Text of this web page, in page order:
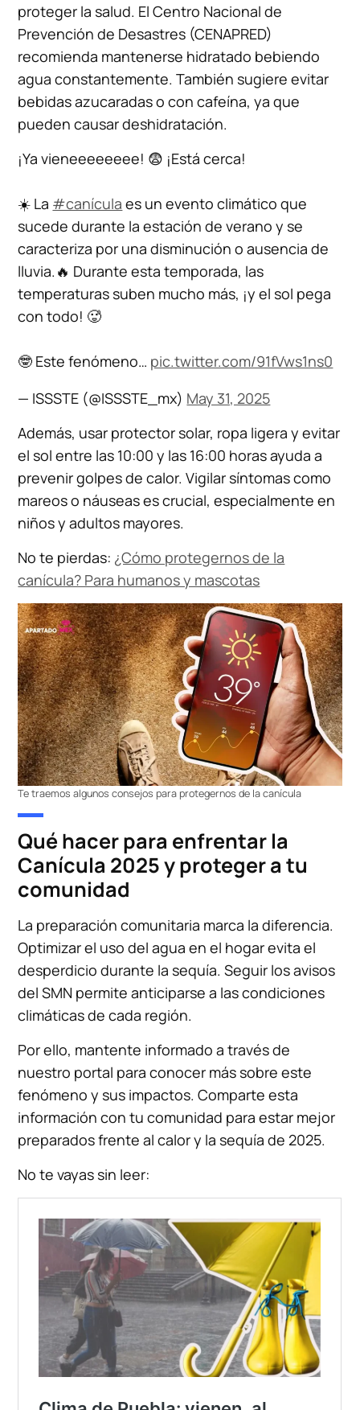
proteger la salud. El Centro Nacional de
Prevención de Desastres (CENAPRED)
recomienda mantenerse hidratado bebiendo
agua constantemente. También sugiere evitar
bebidas azucaradas o con cafeína, ya que
pueden causar deshidratación.
¡Ya vieneeeeeeee! 😨 ¡Está cerca!
☀️ La #canícula es un evento climático que
sucede durante la estación de verano y se
caracteriza por una disminución o ausencia de
lluvia.🔥 Durante esta temporada, las
temperaturas suben mucho más, ¡y el sol pega
con todo! 🥵
🤓 Este fenómeno… pic.twitter.com/91fVws1ns0
— ISSSTE (@ISSSTE_mx) May 31, 2025
Además, usar protector solar, ropa ligera y evitar
el sol entre las 10:00 y las 16:00 horas ayuda a
prevenir golpes de calor. Vigilar síntomas como
mareos o náuseas es crucial, especialmente en
niños y adultos mayores.
No te pierdas: ¿Cómo protegernos de la
canícula? Para humanos y mascotas
Te traemos algunos consejos para protegernos de la canícula
Qué hacer para enfrentar la
Canícula 2025 y proteger a tu
comunidad
La preparación comunitaria marca la diferencia.
Optimizar el uso del agua en el hogar evita el
desperdicio durante la sequía. Seguir los avisos
del SMN permite anticiparse a las condiciones
climáticas de cada región.
Por ello, mantente informado a través de
nuestro portal para conocer más sobre este
fenómeno y sus impactos. Comparte esta
información con tu comunidad para estar mejor
preparados frente al calor y la sequía de 2025.
No te vayas sin leer: